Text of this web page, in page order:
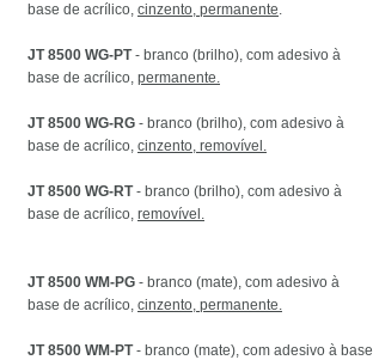
base de acrílico, cinzento, permanente.
JT 8500 WG-PT- branco (brilho), com adesivo à
base de acrílico, permanente.
JT 8500 WG-RG - branco (brilho), com adesivo à
base de acrílico, cinzento, removível.
JT 8500 WG-RT- branco (brilho), com adesivo à
base de acrílico, removível.
JT 8500 WM-PG - branco (mate), com adesivo à
base de acrílico, cinzento, permanente.
JT 8500 WM-PT- branco (mate), com adesivo à base